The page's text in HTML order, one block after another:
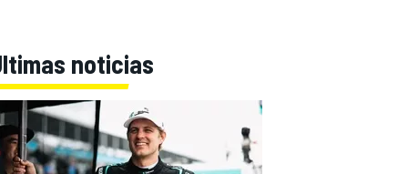
noticias